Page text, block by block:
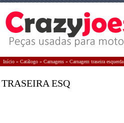
Início » Catálogo » Carnagens » Carnagem traseira esquerda
TRASEIRA ESQ